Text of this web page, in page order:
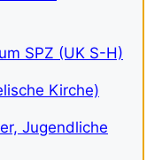
SPZ (UK S-H)
Kirche)
Jugendliche